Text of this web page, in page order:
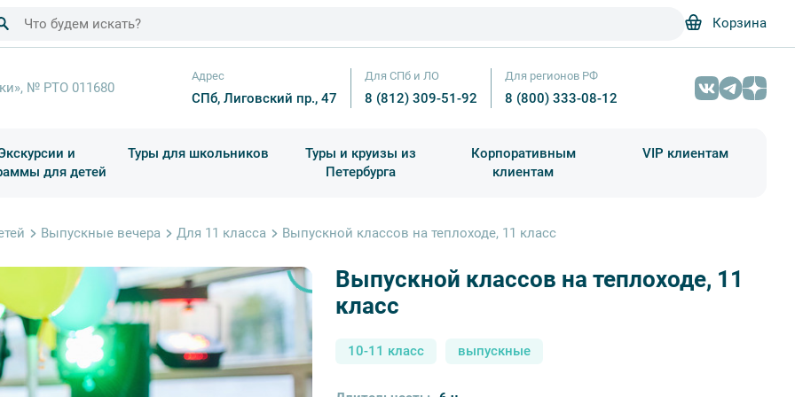
Корзина
№ РТО 011680
Адрес
СПб, Лиговский пр., 47
Для СПб и ЛО
8 (812) 309-51-92
Для регионов РФ
8 (800) 333-08-12
и
для детей
Туры для школьников
Туры и круизы из
Петербурга
Корпоративным
клиентам
VIP клиентам
Выпускные вечера Для 11 класса Выпускной классов на теплоходе, 11 класс
Выпускной классов на теплоходе, 11
класс
Теплоход — Photo by Gen Pol on Unsplash
10-11 класс выпускные